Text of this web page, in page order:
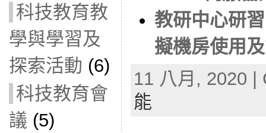
科技教育教
學與學習及
探索活動 (6)
科技教育會
議 (5)
教研中心研
擬機房使用
11 八月, 2020
能